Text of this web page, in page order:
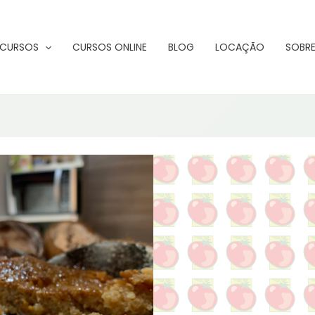
CURSOS CURSOS ONLINE BLOG LOCAÇÃO